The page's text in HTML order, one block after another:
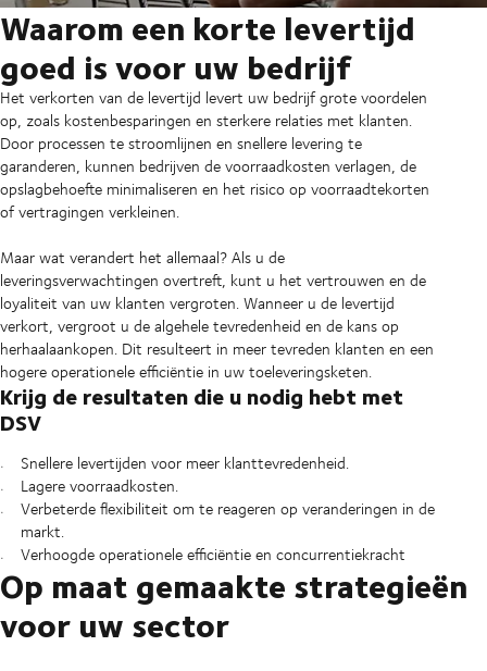
Waarom een korte levertijd
goed is voor uw bedrijf
Het verkorten van de levertijd levert uw bedrijf grote voordelen
op, zoals kostenbesparingen en sterkere relaties met klanten.
Door processen te stroomlijnen en snellere levering te
garanderen, kunnen bedrijven de voorraadkosten verlagen, de
opslagbehoefte minimaliseren en het risico op voorraadtekorten
of vertragingen verkleinen.
Maar wat verandert het allemaal? Als u de
leveringsverwachtingen overtreft, kunt u het vertrouwen en de
loyaliteit van uw klanten vergroten. Wanneer u de levertijd
verkort, vergroot u de algehele tevredenheid en de kans op
herhaalaankopen. Dit resulteert in meer tevreden klanten en een
hogere operationele efficiëntie in uw toeleveringsketen.
Krijg de resultaten die u nodig hebt met
DSV
Snellere levertijden voor meer klanttevredenheid.
Lagere voorraadkosten.
Verbeterde flexibiliteit om te reageren op veranderingen in de
markt.
Verhoogde operationele efficiëntie en concurrentiekracht
Op maat gemaakte strategieën
voor uw sector